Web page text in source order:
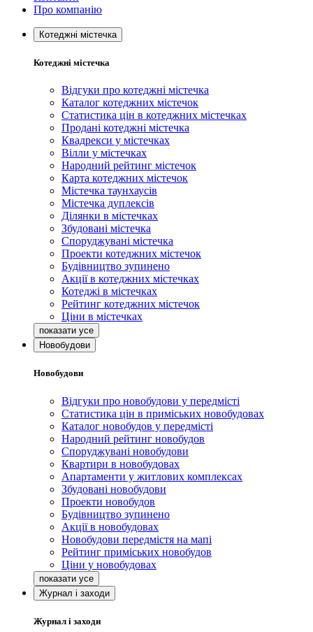
Про компанію
Котеджні містечка
Котеджні містечка
Відгуки про котеджні містечка
Каталог котеджних містечок
Статистика цін в котеджних містечках
Продані котеджні містечка
Квадрекси у містечках
Вілли у містечках
Народний рейтинг містечок
Карта котеджних містечок
Містечка таунхаусів
Містечка дуплексів
Ділянки в містечках
Збудовані містечка
Споруджувані містечка
Проекти котеджних містечок
Будівництво зупинено
Акції в котеджних містечках
Котеджі в містечках
Рейтинг котеджних містечок
Ціни в містечках
Новобудови
Новобудови
Відгуки про новобудови у передмісті
Статистика цін в приміських новобудовах
Каталог новобудов у передмісті
Народний рейтинг новобудов
Споруджувані новобудови
Квартири в новобудовах
Апартаменти у житлових комплексах
Збудовані новобудови
Проекти новобудов
Будівництво зупинено
Акції в новобудовах
Новобудови передмістя на мапі
Рейтинг приміських новобудов
Ціни у новобудовах
Журнал і заходи
Журнал і заходи